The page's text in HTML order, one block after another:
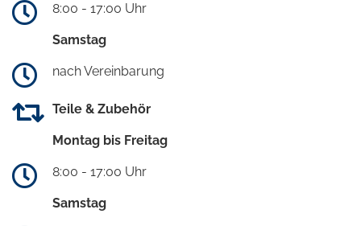
8:00 - 17:00 Uhr
Samstag
nach Vereinbarung
Teile & Zubehör
Montag bis Freitag
8:00 - 17:00 Uhr
Samstag